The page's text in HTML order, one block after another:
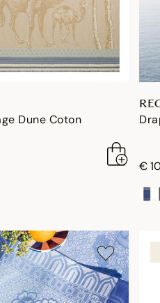
Dune Coton
€